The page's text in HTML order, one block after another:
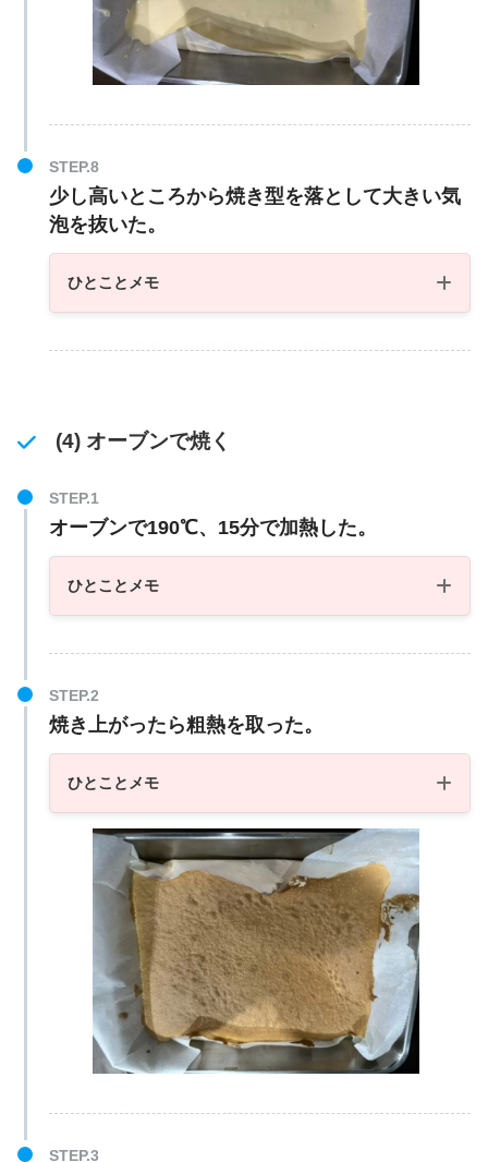
少し高いところから焼き型を落として大きい気
泡を抜いた。
ひとことメモ
(4) オーブンで焼く
オーブンで190℃、15分で加熱した。
ひとことメモ
焼き上がったら粗熱を取った。
ひとことメモ